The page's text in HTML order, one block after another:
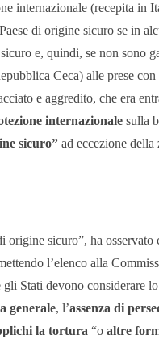
internazionale (recepita in
di origine sicuro se in
e, quindi, se non sono
Ceca) alle prese
e aggredito, che era
internazionale sulla
sicuro” ad eccezione della
origine sicuro”, ha osservato
l’elenco alla
gli Stati devono considerare lo
generale, l’assenza di
la tortura “o altre